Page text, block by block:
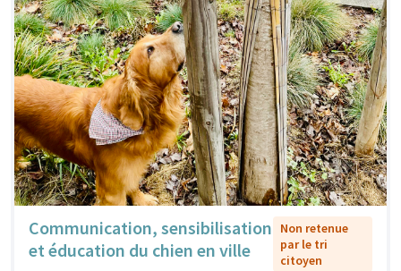
Communication, sensibilisation
et éducation du chien en ville
Non retenue
par le tri
citoyen